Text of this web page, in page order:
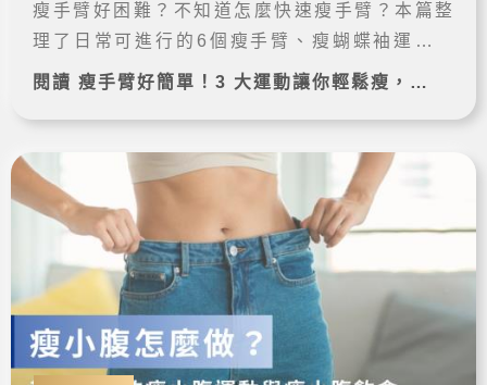
瘦手臂好困難？不知道怎麼快速瘦手臂？本篇整
理了日常可進行的6個瘦手臂、瘦蝴蝶袖運動，
以及3個舉啞鈴瘦手臂的方法，最後推薦你最快
閱讀 瘦手臂好簡單！3 大運動讓你輕鬆瘦，醫美、飲食方法大彙整 - 醫師專欄|雷射減脂 完整案例➔